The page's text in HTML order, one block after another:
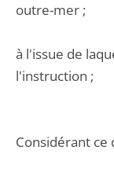
outre-mer ;
à l'issue de
l'instruction ;
Considérant ce